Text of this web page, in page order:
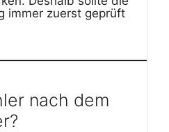
immer zuerst geprüft
nach dem